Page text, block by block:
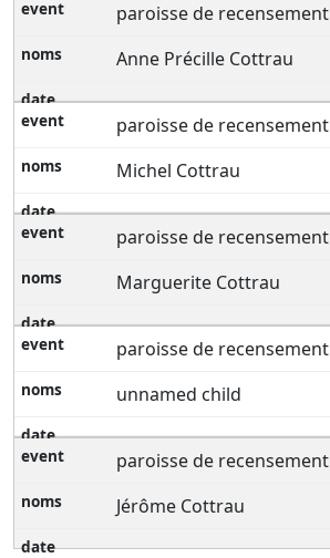
paroisse de recensement
Anne Précille Cottrau
paroisse de recensement
Michel Cottrau
paroisse de recensement
Marguerite Cottrau
paroisse de recensement
unnamed child
paroisse de recensement
Jérôme Cottrau